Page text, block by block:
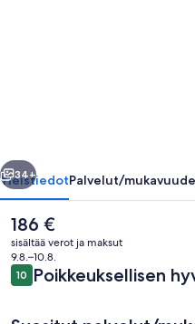
Seuraava
34+
YleistiedotPalvelut/
Nykyinen
hinta
on
186 €
186 €
sisältää verot ja maksut
9.8.–10.8.
Arvostelut
1010 kautta 10.
Poikkeuksellisen